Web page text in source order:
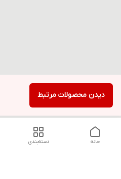
دیدن محصولات مرتبط
دسته‌بندی خانه